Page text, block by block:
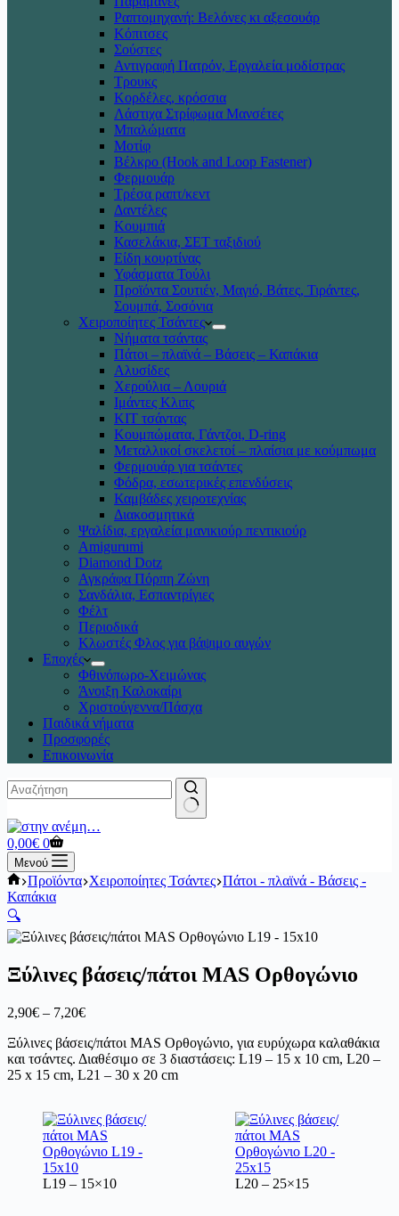
Ραπτομηχανή: Βελόνες κι αξεσουάρ
Κόπιτσες
Σούστες
Αντιγραφή Πατρόν, Εργαλεία μοδίστρας
Τρουκς
Κορδέλες, κρόσσια
Λάστιχα Στρίφωμα Μανσέτες
Μπαλώματα
Mοτίφ
Βέλκρο (Hook and Loop Fastener)
Φερμουάρ
Τρέσα ραπτ/κεντ
Δαντέλες
Κουμπιά
Κασελάκια, ΣΕΤ ταξιδιού
Είδη κουρτίνας
Υφάσματα Τούλι
Προϊόντα Σουτιέν, Μαγιό, Βάτες, Τιράντες,
Σουμπά, Σοσόνια
Χειροποίητες Τσάντες
Νήματα τσάντας
Πάτοι – πλαϊνά – Βάσεις – Καπάκια
Αλυσίδες
Χερούλια – Λουριά
Ιμάντες Κλιπς
ΚΙΤ τσάντας
Κουμπώματα, Γάντζοι, D-ring
Μεταλλικοί σκελετοί – πλαίσια με κούμπωμα
Φερμουάρ για τσάντες
Φόδρα, εσωτερικές επενδύσεις
Καμβάδες χειροτεχνίας
Διακοσμητικά
Ψαλίδια, εργαλεία μανικιούρ πεντικιούρ
Amigurumi
Diamond Dotz
Αγκράφα Πόρπη Ζώνη
Σανδάλια, Εσπαντρίγιες
Φέλτ
Περιοδικά
Κλωστές Φλος για βάψιμο αυγών
Εποχές
Φθινόπωρο-Χειμώνας
Άνοιξη Καλοκαίρι
Χριστούγεννα/Πάσχα
Παιδικά νήματα
Προσφορές
Επικοινωνία
No
results
Καλάθι
Αγορών
0,00€ 0
Μενού
Αρχική
σελίδα
Προϊόντα Χειροποίητες Τσάντες Πάτοι - πλαϊνά - Βάσεις -
Καπάκια
🔍
Ξύλινες βάσεις/πάτοι MAS Ορθογώνιο
2,90€ – 7,20€Price
2,90€
through
7,20€
Ξύλινες βάσεις/πάτοι MAS Ορθογώνιο, για ευρύχωρα καλαθάκια
και τσάντες. Διαθέσιμο σε 3 διαστάσεις: L19 – 15 x 10 cm, L20 –
25 x 15 cm, L21 – 30 x 20 cm
L19 – 15×10 L20 – 25×15